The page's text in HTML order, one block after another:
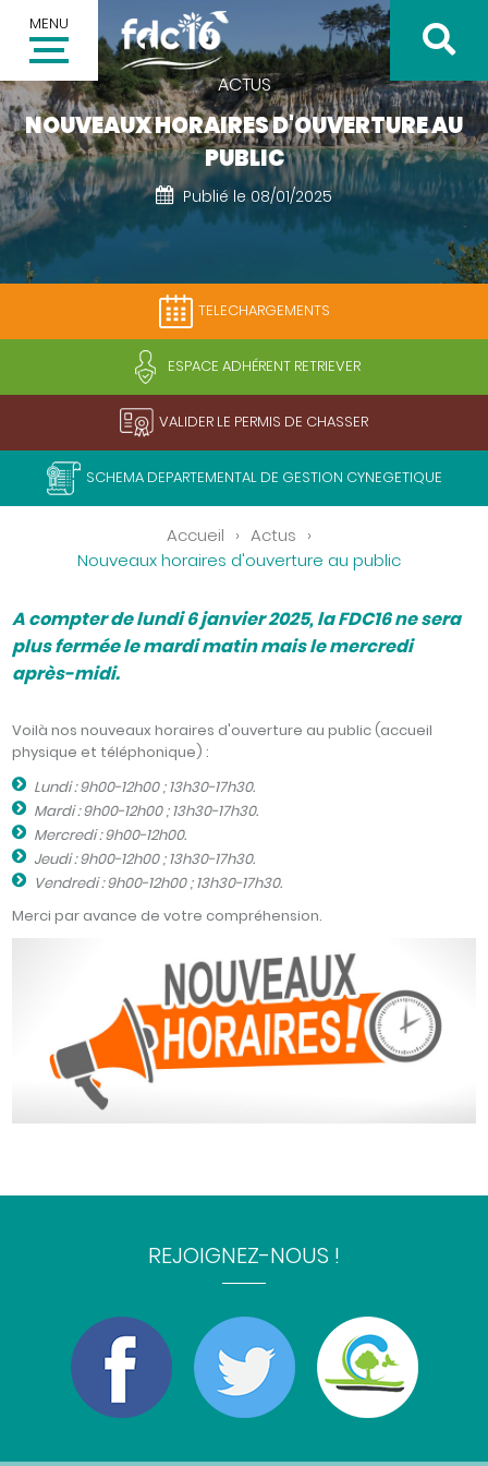
MENU
ACTUS
NOUVEAUX HORAIRES D'OUVERTURE AU
PUBLIC
Publié le 08/01/2025
TELECHARGEMENTS
ESPACE ADHÉRENT RETRIEVER
VALIDER LE PERMIS DE CHASSER
SCHEMA DEPARTEMENTAL DE GESTION CYNEGETIQUE
Inscription à la newsletter
Votre adresse email *
Accueil › Actus ›
Nouveaux horaires d'ouverture au public
A compter de lundi 6 janvier 2025, la FDC16 ne sera
plus fermée le mardi matin mais le mercredi
après-midi.
Voilà nos nouveaux horaires d'ouverture au public (accueil
physique et téléphonique) :
Lundi : 9h00-12h00 ; 13h30-17h30.
Mardi : 9h00-12h00 ; 13h30-17h30.
Mercredi : 9h00-12h00.
Jeudi : 9h00-12h00 ; 13h30-17h30.
Vendredi : 9h00-12h00 ; 13h30-17h30.
Merci par avance de votre compréhension.
REJOIGNEZ-NOUS !